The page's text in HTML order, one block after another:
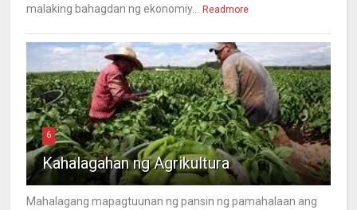
malaking bahagdan ng ekonomiy...
Readmore
6
Kahalagahan ng Agrikultura
Mahalagang mapagtuunan ng pansin ng pamahalaan ang